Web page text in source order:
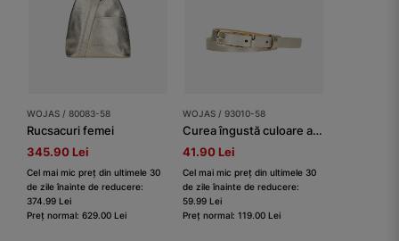
WOJAS / 80083-58
Rucsacuri femei
345.90 Lei
Cel mai mic preț din ultimele 30
de zile înainte de reducere:
374.99 Lei
Preț normal: 629.00 Lei
WOJAS / 93010-58
Curea îngustă culoare aurie damă
41.90 Lei
Cel mai mic preț din ultimele 30
de zile înainte de reducere:
59.99 Lei
Preț normal: 119.00 Lei